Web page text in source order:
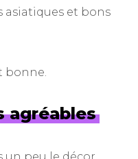
asiatiques et bons
bonne.
agréables